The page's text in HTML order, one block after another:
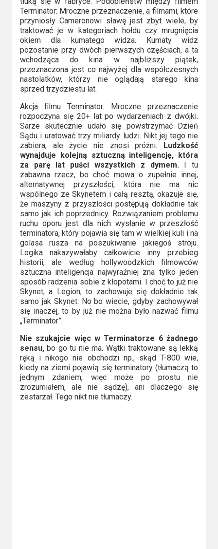
Terminator: Mroczne przeznaczenie, a filmami, które
przyniosły Cameronowi sławę jest zbyt wiele, by
traktować je w kategoriach hołdu czy mrugnięcia
okiem dla kumatego widza. Kumaty widz
pozostanie przy dwóch pierwszych częściach, a ta
wchodząca do kina w najbliższy piątek,
przeznaczona jest co najwyżej dla współczesnych
nastolatków, którzy nie oglądają starego kina
sprzed trzydziestu lat.
Akcja filmu Terminator: Mroczne przeznaczenie
rozpoczyna się 20+ lat po wydarzeniach z dwójki.
Sarze skutecznie udało się powstrzymać Dzień
Sądu i uratować trzy miliardy ludzi. Nikt jej tego nie
zabiera, ale życie nie znosi próżni. Ludzkość
wynajduje kolejną sztuczną inteligencję, która
za parę lat puści wszystkich z dymem. I tu
zabawna rzecz, bo choć mowa o zupełnie innej,
alternatywnej przyszłości, która nie ma nic
wspólnego ze Skynetem i całą resztą, okazuje się,
że maszyny z przyszłości postępują dokładnie tak
samo jak ich poprzednicy. Rozwiązaniem problemu
ruchu oporu jest dla nich wysłanie w przeszłość
terminatora, który pojawia się tam w wielkiej kuli i na
golasa rusza na poszukiwanie jakiegoś stroju.
Logika nakazywałaby całkowicie inny przebieg
historii, ale według hollywoodzkich filmowców
sztuczna inteligencja najwyraźniej zna tylko jeden
sposób radzenia sobie z kłopotami. I choć to już nie
Skynet, a Legion, to zachowuje się dokładnie tak
samo jak Skynet. No bo wiecie, gdyby zachowywał
się inaczej, to by już nie można było nazwać filmu
„Terminator”.
Nie szukajcie więc w Terminatorze 6 żadnego
sensu,bo go tu nie ma. Wątki traktowane są lekką
ręką i nikogo nie obchodzi np., skąd T-800 wie,
kiedy na ziemi pojawią się terminatory (tłumaczą to
jednym zdaniem, więc może po prostu nie
zrozumiałem, ale nie sądzę), ani dlaczego się
zestarzał. Tego nikt nie tłumaczy.